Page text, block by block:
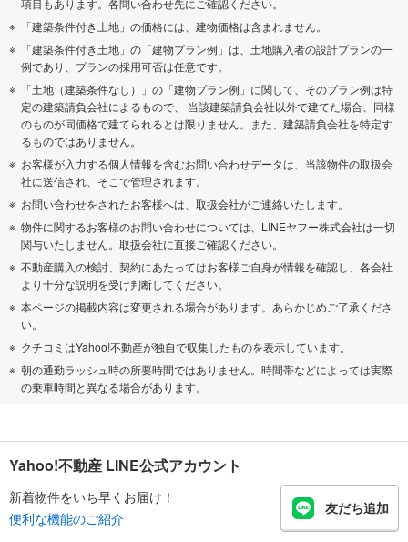
「建築条件付き土地」の価格には、建物価格は含まれません。
「建築条件付き土地」の「建物プラン例」は、土地購入者の設計プランの一
例であり、プランの採用可否は任意です。
「土地（建築条件なし）」の「建物プラン例」に関して、そのプラン例は特
定の建築請負会社によるもので、 当該建築請負会社以外で建てた場合、同様
のものが同価格で建てられるとは限りません。また、建築請負会社を特定す
るものではありません。
お客様が入力する個人情報を含むお問い合わせデータは、当該物件の取扱会
社に送信され、そこで管理されます。
お問い合わせをされたお客様へは、取扱会社がご連絡いたします。
物件に関するお客様のお問い合わせについては、LINEヤフー株式会社は一切
関与いたしません。取扱会社に直接ご確認ください。
不動産購入の検討、契約にあたってはお客様ご自身が情報を確認し、各会社
より十分な説明を受け判断してください。
本ページの掲載内容は変更される場合があります。あらかじめご了承くださ
い。
クチコミはYahoo!不動産が独自で収集したものを表示しています。
朝の通勤ラッシュ時の所要時間ではありません。時間帯などによっては実際
の乗車時間と異なる場合があります。
Yahoo!不動産 LINE公式アカウント
新着物件をいち早くお届け！
便利な機能のご紹介
友だち追加